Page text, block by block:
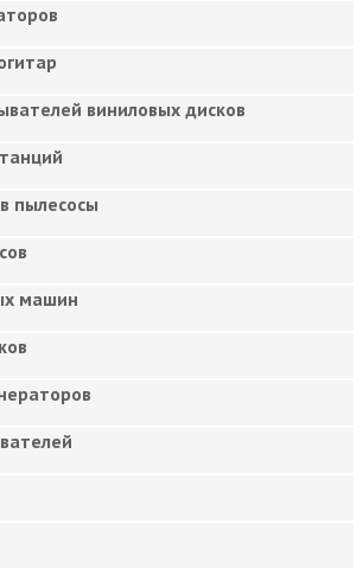
виниловых дисков
пылесосы
машин